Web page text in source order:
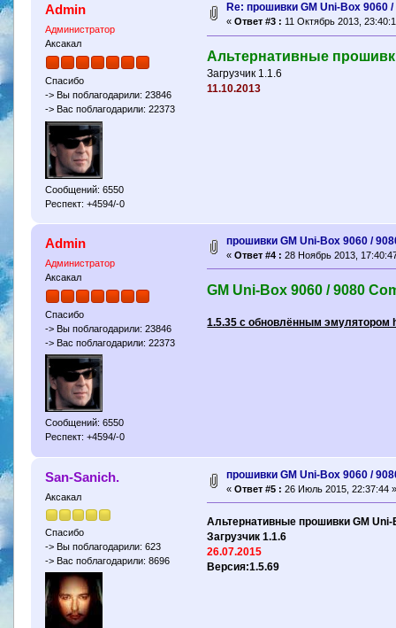
Admin
Администратор
Аксакал
Спасибо
-> Вы поблагодарили: 23846
-> Вас поблагодарили: 22373
Сообщений: 6550
Респект: +4594/-0
Re: прошивки GM Uni-Box 9060
« Ответ #3 : 11 Октябрь 2013,
Альтернативные
Загрузчик 1.1.6
11.10.2013
Admin
Администратор
Аксакал
Спасибо
-> Вы поблагодарили: 23846
-> Вас поблагодарили: 22373
Сообщений: 6550
Респект: +4594/-0
прошивки GM Uni-Box 9060 /
« Ответ #4 : 28 Ноябрь 2013,
GM Uni-Box 9060 / 9080
1.5.35 c обновлённым эмулятором
San-Sanich.
Аксакал
Спасибо
-> Вы поблагодарили: 623
-> Вас поблагодарили: 8696
прошивки GM Uni-Box 9060 /
« Ответ #5 : 26 Июль 2015, 22:37:44 »
Альтернативные прошивки GM
Загрузчик 1.1.6
26.07.2015
Версия:1.5.69